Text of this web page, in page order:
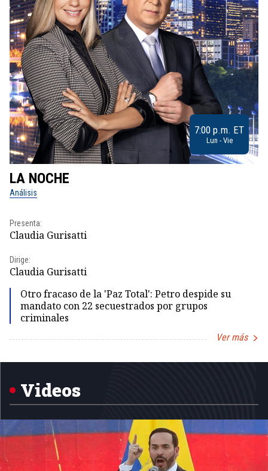
7:00 p.m. ET
Lun - Vie
LA NOCHE
Análisis
Presenta:
Claudia Gurisatti
Dirige:
Claudia Gurisatti
Otro fracaso de la 'Paz Total': Petro despide su
mandato con 22 secuestrados por grupos
criminales
Ver más
1
Videos